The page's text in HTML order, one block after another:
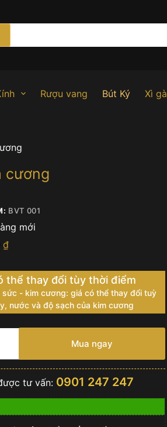
Rượu vang Bút Ký Xì gà
cương
BVT 001
mới
₫
thể thay đổi tùy thời điểm
- kim cương: giá có thể thay đổi tuỳ
nước và độ sạch của kim cương
Mua ngay
tư vấn: 0901 247 247